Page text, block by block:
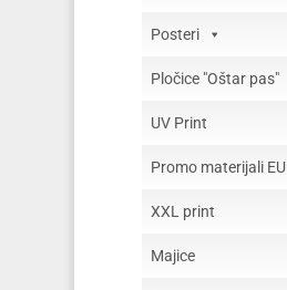
Posteri
Pločice "Oštar pas"
UV Print
Promo materijali EU
XXL print
Majice